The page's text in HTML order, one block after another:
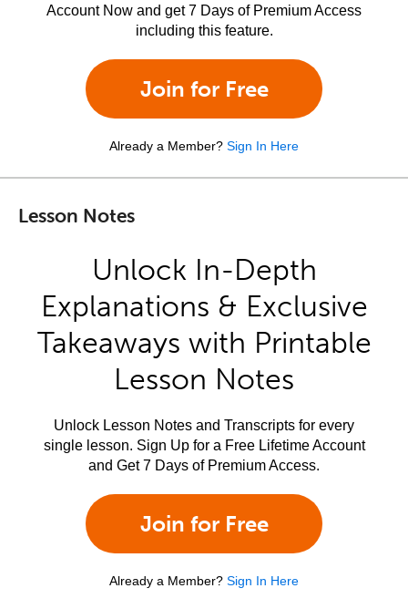
Account Now and get 7 Days of Premium Access
including this feature.
Join for Free
Already a Member? Sign In Here
Lesson Notes
Unlock In-Depth
Explanations & Exclusive
Takeaways with Printable
Lesson Notes
Unlock Lesson Notes and Transcripts for every
single lesson. Sign Up for a Free Lifetime Account
and Get 7 Days of Premium Access.
Join for Free
Already a Member? Sign In Here